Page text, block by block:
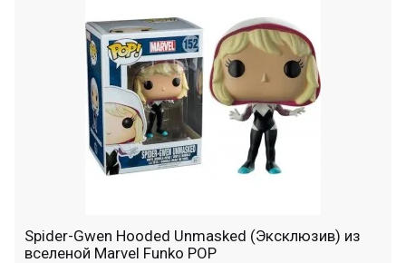
Spider-Gwen Hooded Unmasked (Эксклюзив) из
вселеной Marvel Funko POP